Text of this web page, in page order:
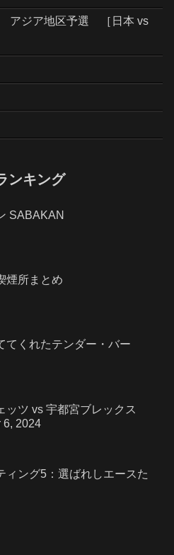
アジア地区予選 ［日本 vs
ンキング
SABAKAN
煙所まとめ
てくれたテンダー・バー
ッツ vs 宇都宮ブレックス
6, 2024
ィング5：選ばれしエースた